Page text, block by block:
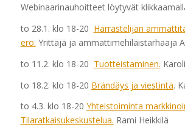
Webinaarinauhoitteet löytyvät
to 28.1. klo 18-20 Harrastelijan
ero. Yrittäjä ja ammattimehiläistarhaaja
to 11.2. klo 18-20 Tuotteistaminen.
to 18.2. klo 18-20 Brändäys ja viestintä.
to 4.3. klo 18-20 Yhteistoiminta
Tilaratkaisukeskustelua. Rami Heikkilä